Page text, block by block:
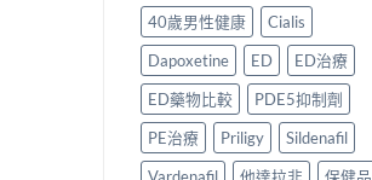
價〉
中
全
服
用
方
法
與
貨
購
買
渠
道
＋
價
錢
整
指
買
先
安
心？
2026
年
港
延
40歲男性健康
Cialis
Dapoxetine
ED
ED治療
ED藥物比較
PDE5抑制劑
PE治療
Priligy
Sildenafil